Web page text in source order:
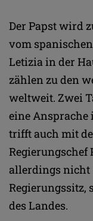
Der Papst wird
vom
Letizia in der
zählen zu den
weltweit. Zwei
eine
trifft auch mit
Regierungschef
allerdings nicht
Regierungssitz,
des Landes.